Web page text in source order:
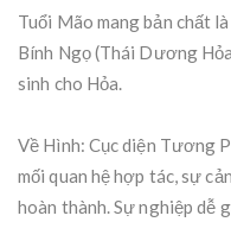
Tuổi Mão mang bản chất
Bính Ngọ (Thái Dương
sinh cho Hỏa.
Về Hình: Cục diện Tương
mối quan hệ hợp tác, sự
hoàn thành. Sự nghiệp dễ